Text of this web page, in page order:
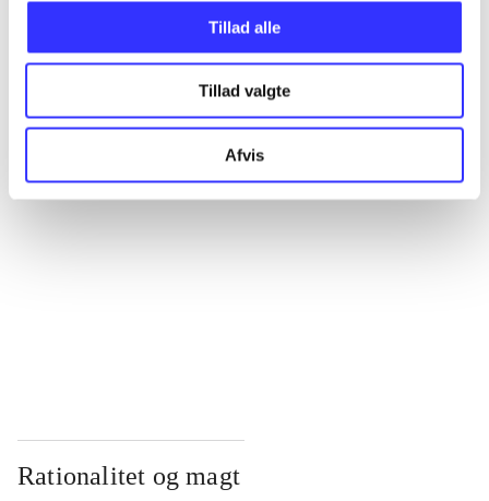
Tillad alle
Tillad valgte
Afvis
Rationalitet og magt